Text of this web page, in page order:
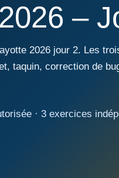
–
2026 jour 2. Les
taquin, correction de
· 3 exercices